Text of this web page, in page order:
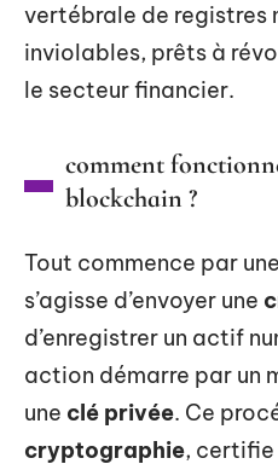
vertébrale de registres
inviolables, prêts à
le secteur financier.
comment
blockchain ?
Tout commence par une
s’agisse d’envoyer une
d’enregistrer un actif
action démarre par un
une clé privée. Ce
cryptographie, certifie